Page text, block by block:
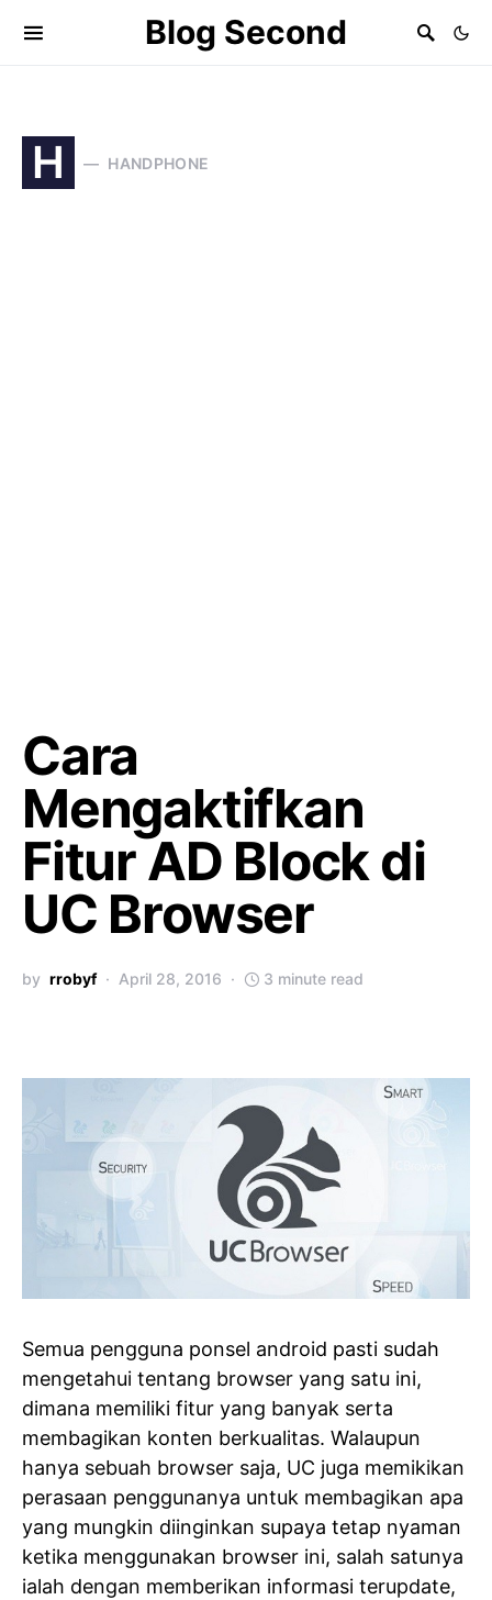
Blog Second
H HANDPHONE
Cara
Mengaktifkan
Fitur AD Block di
UC Browser
by rrobyf April 28, 2016 3 minute read
Semua pengguna ponsel android pasti sudah
mengetahui tentang browser yang satu ini,
dimana memiliki fitur yang banyak serta
membagikan konten berkualitas. Walaupun
hanya sebuah browser saja, UC juga memikikan
perasaan penggunanya untuk membagikan apa
yang mungkin diinginkan supaya tetap nyaman
ketika menggunakan browser ini, salah satunya
ialah dengan memberikan informasi terupdate,